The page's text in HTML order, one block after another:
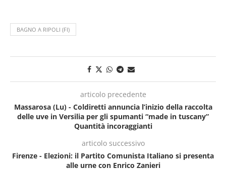
BAGNO A RIPOLI (FI)
articolo precedente
Massarosa (Lu) - Coldiretti annuncia l’inizio della raccolta
delle uve in Versilia per gli spumanti “made in tuscany”
Quantità incoraggianti
articolo successivo
Firenze - Elezioni: il Partito Comunista Italiano si presenta
alle urne con Enrico Zanieri